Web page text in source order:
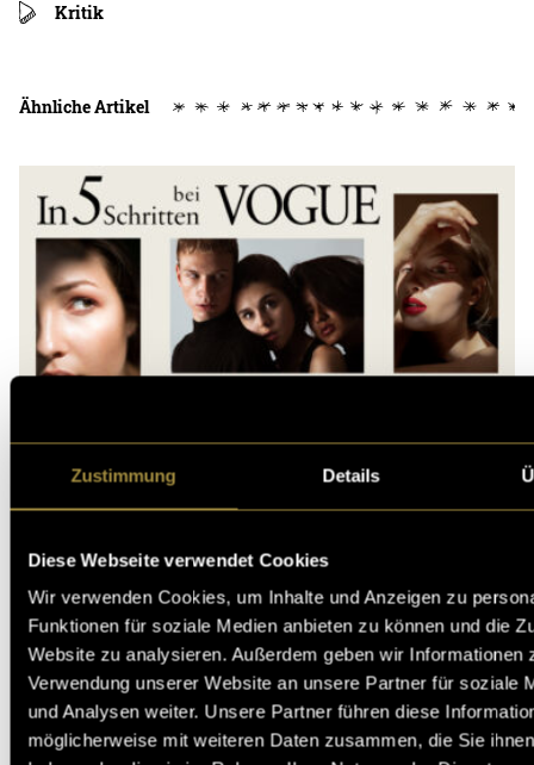
Zustimmung Details
Diese Webseite verwendet Cookies
Wir verwenden Cookies, um Inhalte und Anzeigen zu
Funktionen für soziale Medien anbieten zu können und die
Website zu analysieren. Außerdem geben wir Informationen
Verwendung unserer Website an unsere Partner für soziale
und Analysen weiter. Unsere Partner führen diese
möglicherweise mit weiteren Daten zusammen, die Sie
Kritik
Ähnliche Artikel